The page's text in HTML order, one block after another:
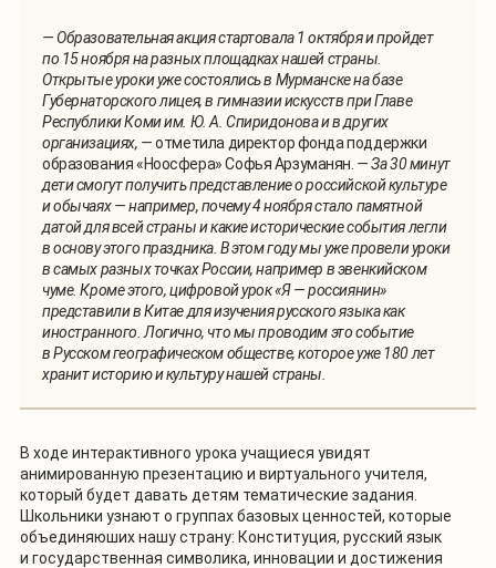
— Образовательная акция стартовала 1 октября и пройдет
по 15 ноября на разных площадках нашей страны.
Открытые уроки уже состоялись в Мурманске на базе
Губернаторского лицея, в гимназии искусств при Главе
Республики Коми им. Ю. А. Спиридонова и в других
организациях, —отметила директор фонда поддержки
образования «Ноосфера» Софья Арзуманян. — За 30 минут
дети смогут получить представление о российской культуре
и обычаях — например, почему 4 ноября стало памятной
датой для всей страны и какие исторические события легли
в основу этого праздника. В этом году мы уже провели уроки
в самых разных точках России, например в эвенкийском
чуме. Кроме этого, цифровой урок «Я — россиянин»
представили в Китае для изучения русского языка как
иностранного. Логично, что мы проводим это событие
в Русском географическом обществе, которое уже 180 лет
хранит историю и культуру нашей страны.
В ходе интерактивного урока учащиеся увидят
анимированную презентацию и виртуального учителя,
который будет давать детям тематические задания.
Школьники узнают о группах базовых ценностей, которые
объединяюших нашу страну: Конституция, русский язык
и государственная символика, инновации и достижения